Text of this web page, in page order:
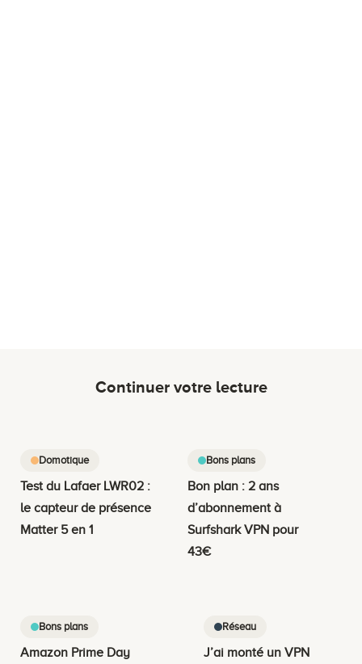
Continuer votre lecture
Domotique
Test du Lafaer LWR02 :
le capteur de présence
Matter 5 en 1
Bons plans
Bon plan : 2 ans
d’abonnement à
Surfshark VPN pour
43€
Bons plans
Amazon Prime Day
Réseau
J’ai monté un VPN